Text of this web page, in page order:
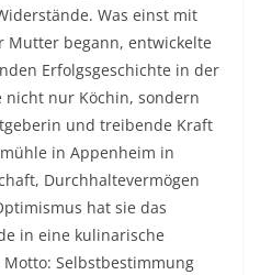
Was einst mit
Mutter begann, entwickelte
Erfolgsgeschichte in der
nicht nur Köchin, sondern
und treibende Kraft
in Appenheim in
Durchhaltevermögen
hat sie das
in eine kulinarische
Selbstbestimmung